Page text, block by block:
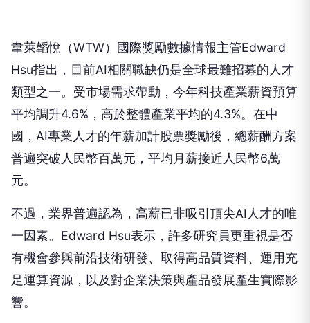
韋萊韜悅（WTW）國際獎勵數據情報主管Edward
Hsu指出，目前AI相關職缺仍是全球最難招募的人才
類型之一。受市場需求帶動，今年科技產業薪資預算
平均調升4.6%，高於整體產業平均的4.3%。在中
國，AI專業人才的年薪加計股票獎勵後，總薪酬方案
普遍突破人民幣百萬元，平均月薪接近人民幣6萬
元。
不過，業界普遍認為，高薪已非吸引頂尖AI人才的唯
一因素。Edward Hsu表示，許多研究員更重視是否
有機會參與前沿技術研發、取得高品質資料、運用充
足運算資源，以及對企業決策與產品發展產生實際影
響。